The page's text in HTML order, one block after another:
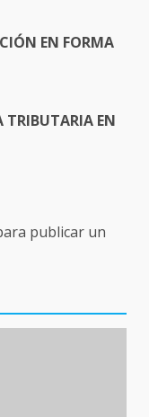
EN FORMA
TRIBUTARIA EN
publicar un